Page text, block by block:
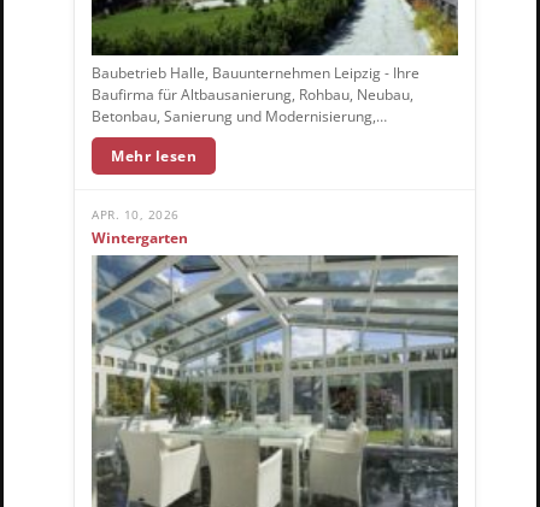
Baubetrieb Halle, Bauunternehmen Leipzig - Ihre
Baufirma für Altbausanierung, Rohbau, Neubau,
Betonbau, Sanierung und Modernisierung,…
Mehr lesen
APR. 10, 2026
Wintergarten